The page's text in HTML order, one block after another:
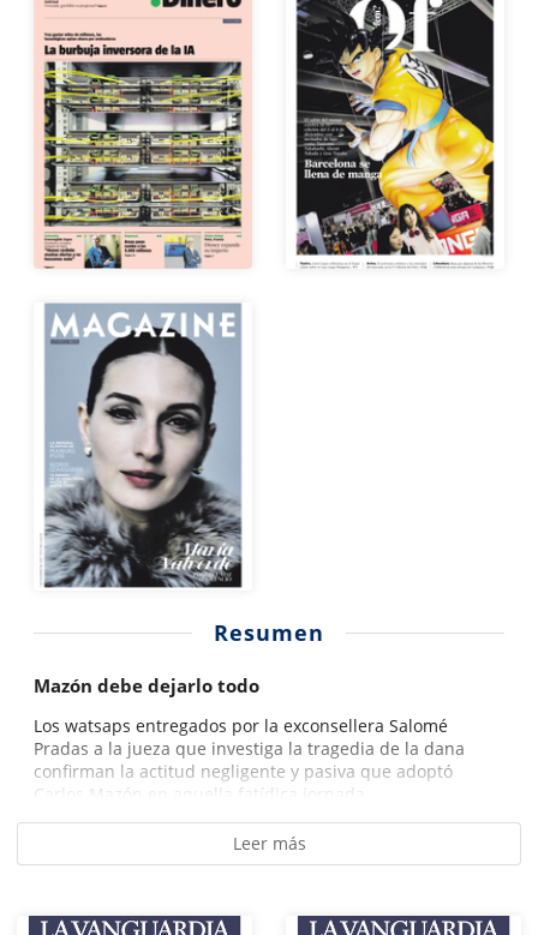
Resumen
Mazón debe dejarlo todo
Los watsaps entregados por la exconsellera Salomé
Pradas­ a la jueza que investiga la tragedia de la dana
confirman la actitud negligente y pasiva que adoptó
Carlos Mazón en aquella fatídica jornada....
Leer más